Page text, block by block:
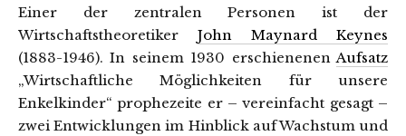
Einer der zentralen Personen ist der
Wirtschaftstheoretiker John Maynard Keynes
(1883-1946). In seinem 1930 erschienenenAufsatz
„Wirtschaftliche Möglichkeiten für unsere
Enkelkinder“ prophezeite er – vereinfacht gesagt –
zwei Entwicklungen im Hinblick auf Wachstum und